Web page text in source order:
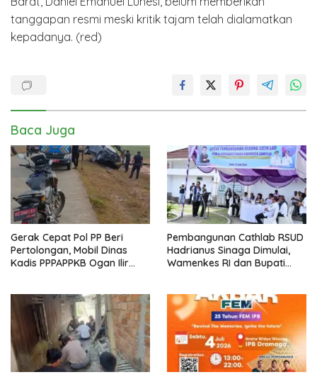
tanggapan resmi meski kritik tajam telah dialamatkan
kepadanya. (red)
Baca Juga
Gerak Cepat Pol PP Beri
Pertolongan, Mobil Dinas
Kadis PPPAPPKB Ogan Ilir
Pembangunan Cathlab RSUD
Hadrianus Sinaga Dimulai,
Wamenkes RI dan Bupati